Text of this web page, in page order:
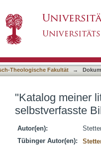
Theologische Fakultät →
"Katalog meiner
selbstverfasste
Autor(en):
Tübinger Autor(en):